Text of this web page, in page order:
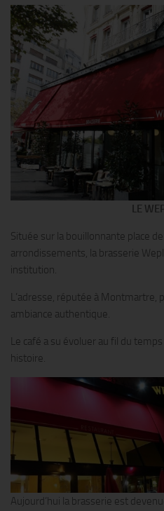
LE
Située sur la bouillonnante place
arrondissements, la brasserie
institution.
L’adresse, réputée à
ambiance authentique.
Le café a su évoluer au fil du
histoire.
Aujourd’hui la brasserie est